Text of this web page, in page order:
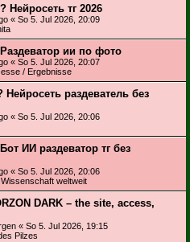
Нейросеть тг 2026
« So 5. Jul 2026, 20:09
ии по фото
« So 5. Jul 2026, 20:07
/ Ergebnisse
Нейросеть раздеватель без
« So 5. Jul 2026, 20:06
ИИ раздеватор тг без
« So 5. Jul 2026, 20:06
weltweit
DARK – the site, access,
« So 5. Jul 2026, 19:15
Pilzes